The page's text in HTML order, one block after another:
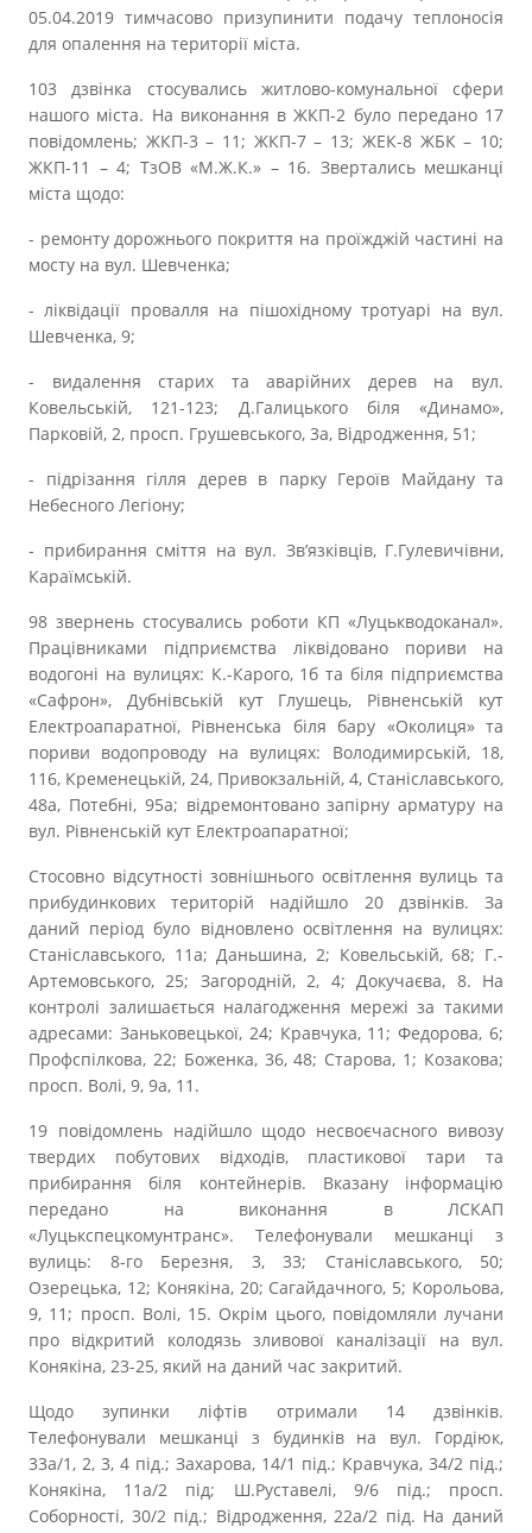
05.04.2019 тимчасово призупинити подачу теплоносія
для опалення на території міста.
103 дзвінка стосувались житлово-комунальної сфери
нашого міста. На виконання в ЖКП-2 було передано 17
повідомлень; ЖКП-3 – 11; ЖКП-7 – 13; ЖЕК-8 ЖБК – 10;
ЖКП-11 – 4; ТзОВ «М.Ж.К.» – 16. Звертались мешканці
міста щодо:
- ремонту дорожнього покриття на проїжджій частині на
мосту на вул. Шевченка;
- ліквідації провалля на пішохідному тротуарі на вул.
Шевченка, 9;
- видалення старих та аварійних дерев на вул.
Ковельській, 121-123; Д.Галицького біля «Динамо»,
Парковій, 2, просп. Грушевського, 3а, Відродження, 51;
- підрізання гілля дерев в парку Героїв Майдану та
Небесного Легіону;
- прибирання сміття на вул. Зв’язківців, Г.Гулевичівни,
Караїмській.
98 звернень стосувались роботи КП «Луцькводоканал».
Працівниками підприємства ліквідовано пориви на
водогоні на вулицях: К.-Карого, 1б та біля підприємства
«Сафрон», Дубнівській кут Глушець, Рівненській кут
Електроапаратної, Рівненська біля бару «Околиця» та
пориви водопроводу на вулицях: Володимирській, 18,
116, Кременецькій, 24, Привокзальній, 4, Станіславського,
48а, Потебні, 95а; відремонтовано запірну арматуру на
вул. Рівненській кут Електроапаратної;
Стосовно відсутності зовнішнього освітлення вулиць та
прибудинкових територій надійшло 20 дзвінків. За
даний період було відновлено освітлення на вулицях:
Станіславського, 11а; Даньшина, 2; Ковельській, 68; Г.-
Артемовського, 25; Загородній, 2, 4; Докучаєва, 8. На
контролі залишається налагодження мережі за такими
адресами: Заньковецької, 24; Кравчука, 11; Федорова, 6;
Профспілкова, 22; Боженка, 36, 48; Старова, 1; Козакова;
просп. Волі, 9, 9а, 11.
19 повідомлень надійшло щодо несвоєчасного вивозу
твердих побутових відходів, пластикової тари та
прибирання біля контейнерів. Вказану інформацію
передано на виконання в ЛСКАП
«Луцькспецкомунтранс». Телефонували мешканці з
вулиць: 8-го Березня, 3, 33; Станіславського, 50;
Озерецька, 12; Конякіна, 20; Сагайдачного, 5; Корольова,
9, 11; просп. Волі, 15. Окрім цього, повідомляли лучани
про відкритий колодязь зливової каналізації на вул.
Конякіна, 23-25, який на даний час закритий.
Щодо зупинки ліфтів отримали 14 дзвінків.
Телефонували мешканці з будинків на вул. Гордіюк,
33а/1, 2, 3, 4 під.; Захарова, 14/1 під.; Кравчука, 34/2 під.;
Конякіна, 11а/2 під; Ш.Руставелі, 9/6 під.; просп.
Соборності, 30/2 під.; Відродження, 22а/2 під. На даний